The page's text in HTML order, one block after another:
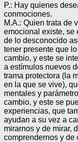
P.: Hay quienes
conmociones.
M.A.: Quien trata de
emocional existe, se
de lo desconocido
tener presente que
cambio, y este se
a estímulos nuevos
trama protectora (la
en la que se vive),
mentales y
cambio, y este se
experiencias, que
ayudan a su vez a
mirarnos y de mirar,
comprendernos y de